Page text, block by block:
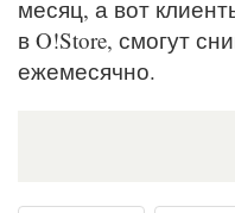
месяц, а вот
в O!Store, смогут
ежемесячно.